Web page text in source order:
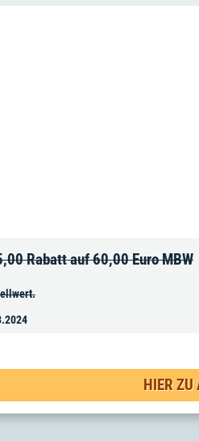
Rabatt auf 60,00 Euro MBW
HIER ZU